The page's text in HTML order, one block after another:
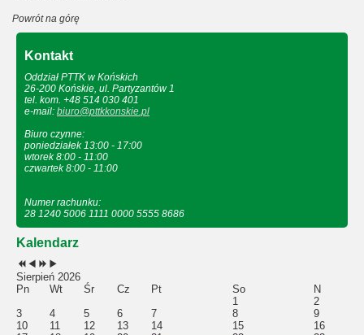
Powrót na górę
Kontakt
Oddział PTTK w Końskich
26-200 Końskie, ul. Partyzantów 1
tel. kom. +48 514 030 401
e-mail: biuro@pttkkonskie.pl
Biuro czynne:
poniedziałek 13:00 - 17:00
wtorek 8:00 - 11:00
czwartek 8:00 - 11:00
Numer rachunku:
28 1240 5006 1111 0000 5555 8686
Kalendarz
Sierpień 2026
Pn
Wt Śr Cz Pt So
N
1
2
3
4 5 6 7 8
9
10
11 12 13 14 15
16